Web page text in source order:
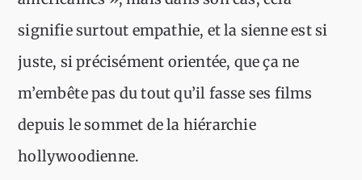
signifie surtout empathie, et la sienne est si
juste, si précisément orientée, que ça ne
m’embête pas du tout qu’il fasse ses films
depuis le sommet de la hiérarchie
hollywoodienne.